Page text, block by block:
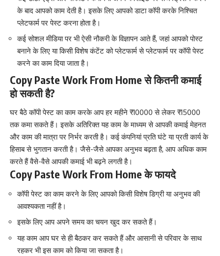
के बाद आपको काम देती है। इसके लिए आपको डाटा कॉपी करके निश्चित
प्लेटफार्म पर पेस्ट करना होता है।
कई सोशल मीडिया पर भी ऐसी नौकरी के विज्ञापन आते हैं, जहां आपको पोस्ट
बनाने के लिए या किसी विशेष कंटेंट को प्लेटफार्म से प्लेटफार्म पर कॉपी पेस्ट
करने का काम दिया जाता है।
Copy Paste Work From Home से कितनी कमाई
हो सकती है?
घर बैठे कॉपी पेस्ट का काम करके आप हर महीने ₹10000 से लेकर ₹15000
तक कमा सकते हैं। इसके अतिरिक्त यह काम के माध्यम से आपकी कमाई मेहनत
और काम की मात्रा पर निर्भर करती है। कई कंपनियां प्रति घंटे या प्रती कार्य के
हिसाब से भुगतान करती है। जैसे-जैसे आपका अनुभव बढ़ता है, आप अधिक काम
करते हैं वैसे-वैसे आपकी कमाई भी बढ़ने लगती है।
Copy Paste Work From Home के फायदे
कॉपी पेस्ट का काम करने के लिए आपको किसी विशेष डिग्री या अनुभव की
आवश्यकता नहीं है।
इसके लिए आप अपने समय का चयन खुद कर सकते हैं।
यह काम आप घर से ही बैठकर कर सकते हैं और आसानी से परिवार के साथ
रहकर भी इस काम को किया जा सकता है।